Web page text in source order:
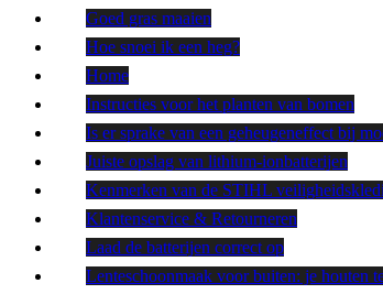
Goed gras maaien
Hoe snoei ik een heg?
Home
Instructies voor het planten van bomen
Is er sprake van een geheugeneffect bij
Juiste opslag van lithium-ionbatterijen
Kenmerken van de STIHL
Klantenservice & Retourneren
Laad de batterijen correct op
Lenteschoonmaak voor buiten: je houten